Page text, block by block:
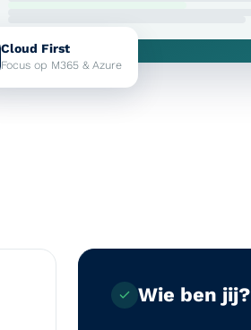
Cloud First
Focus op M365 & Azure
Wie ben jij?